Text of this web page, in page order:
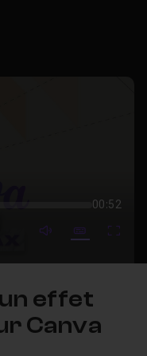
00:52
mute video
Subtitles
effet
Canva